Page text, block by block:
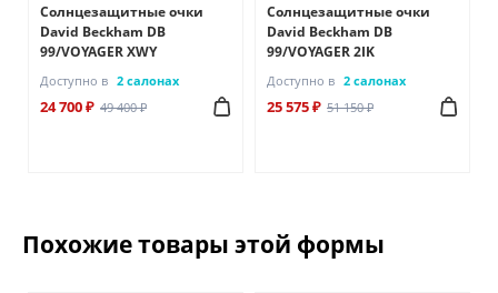
Солнцезащитные очки
David Beckham DB
99/VOYAGER XWY
Доступно в 2 салонах
24 700 ₽ 49 400 ₽
Солнцезащитные очки
David Beckham DB
99/VOYAGER 2IK
Доступно в 2 салонах
25 575 ₽ 51 150 ₽
Похожие товары этой формы